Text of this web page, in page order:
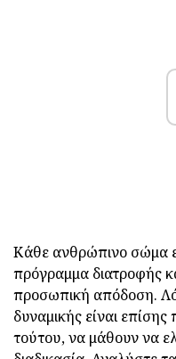
Κάθε ανθρώπινο σώμα
πρόγραμμα διατροφής
προσωπική απόδοση.
δυναμικής είναι
τούτου, να μάθουν να